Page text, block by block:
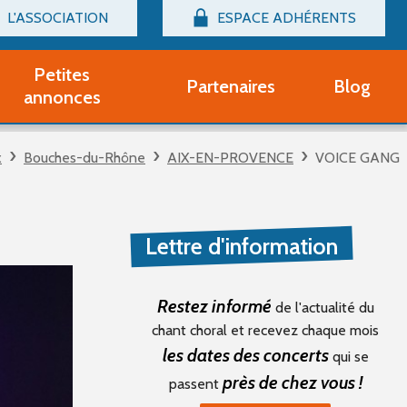
L'ASSOCIATION
Billetterie
adhérent Groupe Vocal
adhérent Partenaire
un compte Découverte
ESPACE ADHÉRENTS
Connexion
Petites
annonces
d'occasion
Partenaires Blog
Bouches-du-Rhône AIX-EN-PROVENCE VOICE GANG
Lettre d'information
Restez informé de l'actualité du
chant choral et recevez chaque mois
les dates des concertsqui se
passent près de chez vous !